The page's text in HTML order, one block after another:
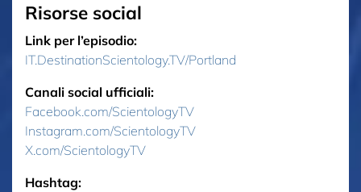
Risorse social
Link per l’episodio:
IT.DestinationScientology.TV/Portland
Canali social ufficiali:
Facebook.com/ScientologyTV
Instagram.com/ScientologyTV
X.com/ScientologyTV
Hashtag: